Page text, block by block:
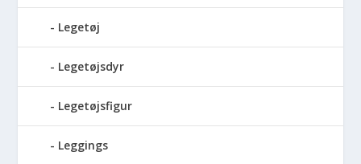
Legetøj
Legetøjsdyr
Legetøjsfigur
Leggings